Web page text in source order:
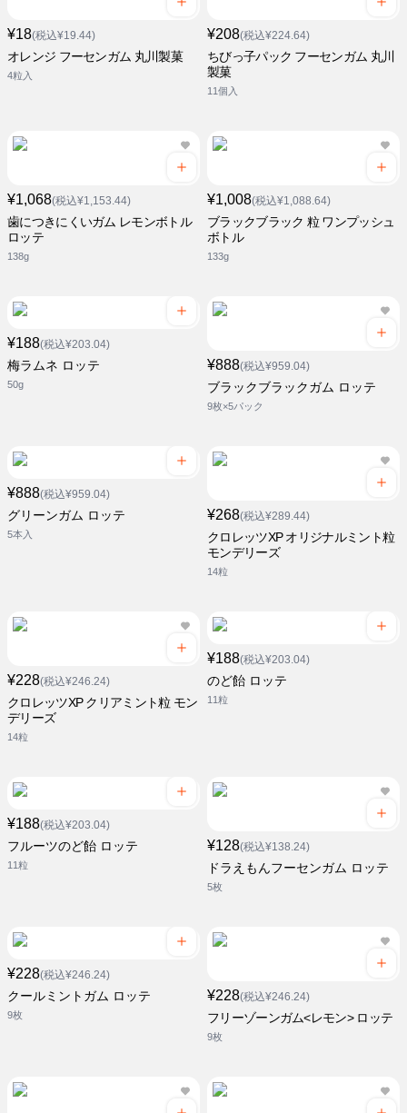
¥18(税込¥19.44)
オレンジ フーセンガム 丸川製菓
4粒入
¥208(税込¥224.64)
ちびっ子パック フーセンガム 丸川
製菓
11個入
¥1,068(税込¥1,153.44)
歯につきにくいガム レモンボトル
ロッテ
138g
¥1,008(税込¥1,088.64)
ブラックブラック 粒 ワンプッシュ
ボトル
133g
¥188(税込¥203.04)
梅ラムネ ロッテ
50g
¥888(税込¥959.04)
ブラックブラックガム ロッテ
9枚×5パック
¥888(税込¥959.04)
グリーンガム ロッテ
5本入
¥268(税込¥289.44)
クロレッツXP オリジナルミント粒
モンデリーズ
14粒
¥228(税込¥246.24)
クロレッツXP クリアミント粒 モン
デリーズ
14粒
¥188(税込¥203.04)
のど飴 ロッテ
11粒
¥188(税込¥203.04)
フルーツのど飴 ロッテ
11粒
¥128(税込¥138.24)
ドラえもんフーセンガム ロッテ
5枚
¥228(税込¥246.24)
クールミントガム ロッテ
9枚
¥228(税込¥246.24)
フリーゾーンガム<レモン> ロッテ
9枚